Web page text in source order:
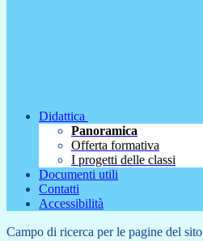
Didattica
Panoramica
Offerta formativa
I progetti delle classi
Documenti utili
Contatti
Accessibilità
Campo di ricerca per le pagine del sito